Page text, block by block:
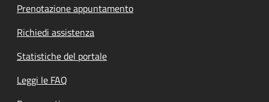
Prenotazione appuntamento
Richiedi assistenza
Statistiche del portale
Leggi le FAQ